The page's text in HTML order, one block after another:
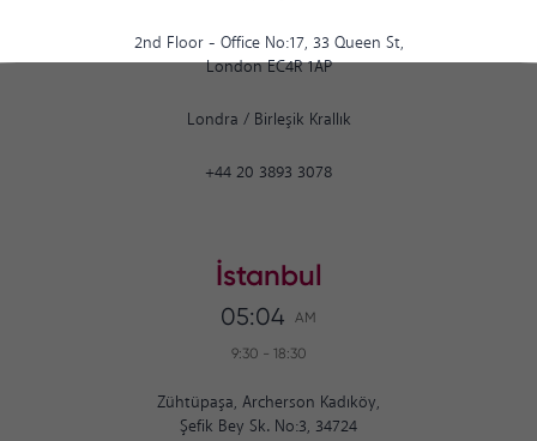
2nd Floor - Office No:17, 33 Queen St,
London EC4R 1AP
Londra / Birleşik Krallık
+44 20 3893 3078
İstanbul
05:04 AM
9:30 - 18:30
Zühtüpaşa, Archerson Kadıköy,
Şefik Bey Sk. No:3, 34724